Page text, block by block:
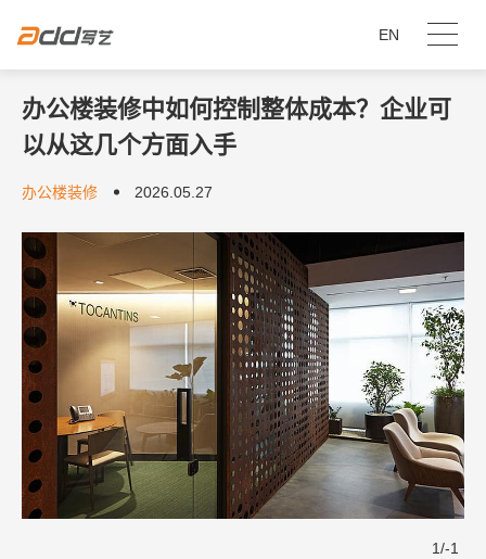
EN
办公楼装修中如何控制整体成本？企业可
以从这几个方面入手
办公楼装修 2026.05.27
1/-1